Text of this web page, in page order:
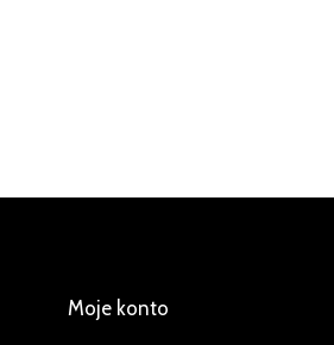
Moje konto